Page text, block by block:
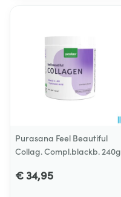
Purasana Feel Beautiful
Collag. Compl.blackb. 240g
€ 34,95